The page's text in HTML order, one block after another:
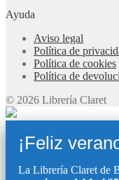
Ayuda
Aviso legal
Política de
Política de cookies
Política de
© 2026 Librería Claret
¡Feliz
La Librería Claret de